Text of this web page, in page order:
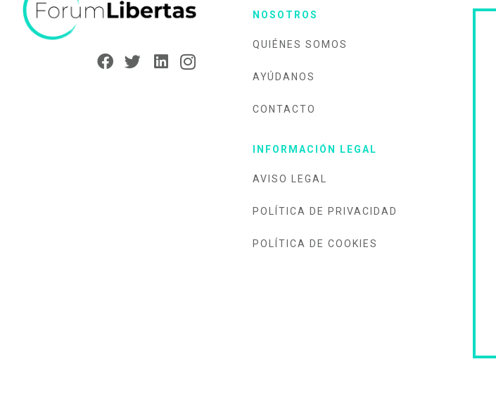
NOSOTROS
QUIÉNES SOMOS
AYÚDANOS
CONTACTO
INFORMACIÓN LEGAL
AVISO LEGAL
POLÍTICA DE PRIVACIDAD
POLÍTICA DE COOKIES